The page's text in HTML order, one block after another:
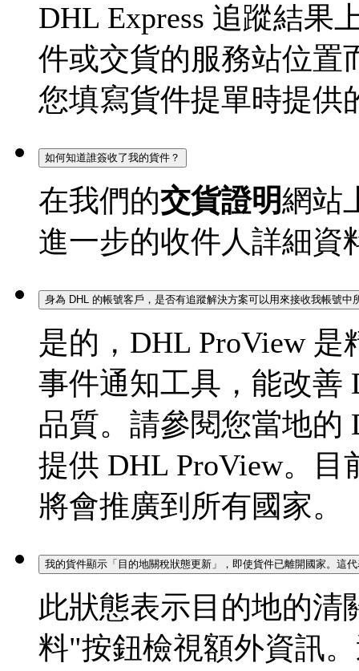
DHL Express 追蹤結果
件或交貨的服務站位置
您填寫貨件提單時提供
如何知道誰簽收了我的貨件？
在我們的交貨證明網站
進一步的收件人詳細資
身為 DHL 的帳號客戶，是否有追蹤解決方案可以用來接收我帳號中
是的，DHL ProView
事件通知工具，能改善
品質。請參閱您當地的
提供 DHL ProView。
將會推廣到所有國家。
我的貨件顯示「目的地關稅狀態更新」，即使貨件已離開國家。這
此狀態表示目的地的清
料"按鈕檢視額外資訊